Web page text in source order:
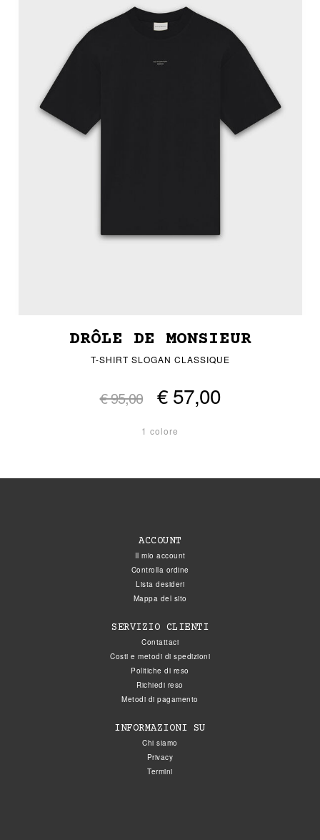
DRÔLE DE MONSIEUR
T-SHIRT SLOGAN CLASSIQUE
€ 95,00 € 57,00
1 colore
ACCOUNT
Il mio account
Controlla ordine
Lista desideri
Mappa del sito
SERVIZIO CLIENTI
Contattaci
Costi e metodi di spedizioni
Politiche di reso
Richiedi reso
Metodi di pagamento
INFORMAZIONI SU
Chi siamo
Privacy
Termini